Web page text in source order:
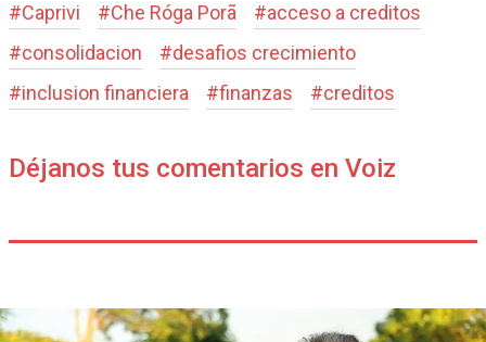
#Caprivi #Che Róga Porã #acceso a creditos
#consolidacion #desafios crecimiento
#inclusion financiera #finanzas #creditos
Déjanos tus comentarios en Voiz